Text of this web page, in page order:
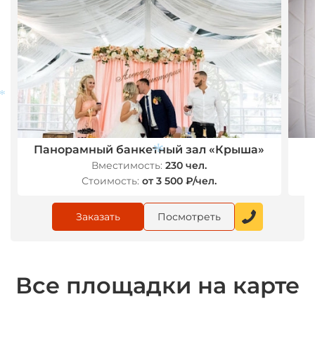
Панорамный банкетный зал «Крыша»
Вместимость: 230 чел.
Стоимость: от 3 500 ₽/чел.
Заказать Посмотреть
Все площадки на карте